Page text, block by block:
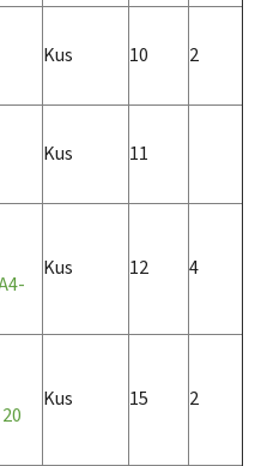
Kus 10 2
Kus 11
Kus 12 4
Kus 15 2